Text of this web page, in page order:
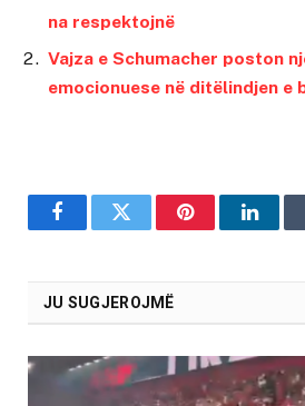
na respektojnë
Vajza e Schumacher poston
emocionuese në ditëlindjen e
FacebookTwitter Pinterest
JU SUGJEROJMË